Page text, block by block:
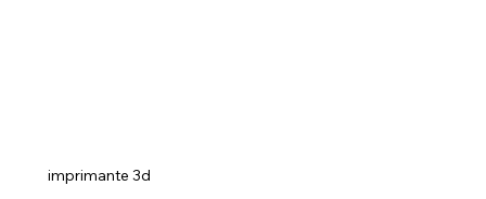
imprimante 3d